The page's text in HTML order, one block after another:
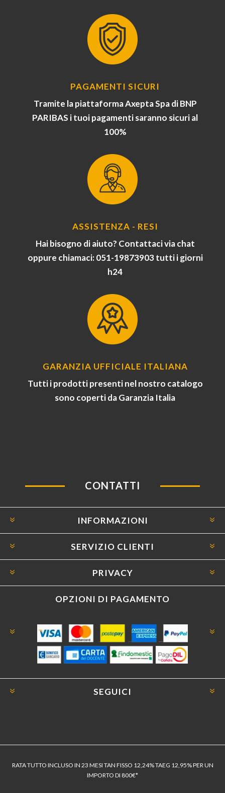
PAGAMENTI SICURI
Tramite la piattaforma Axepta Spa di BNP
PARIBAS i tuoi pagamenti saranno sicuri al
100%
ASSISTENZA - RESI
Hai bisogno di aiuto? Contattaci via chat
oppure chiamaci: 051-19873903 tutti i giorni
h24
GARANZIA UFFICIALE ITALIANA
Tutti i prodotti presenti nel nostro catalogo
sono coperti da Garanzia Italia
CONTATTI
INFORMAZIONI
SERVIZIO CLIENTI
PRIVACY
OPZIONI DI PAGAMENTO
SEGUICI
RATA TUTTO INCLUSO IN 23 MESI TAN FISSO 12,24% TAEG 12,95% PER UN
IMPORTO DI 800€*